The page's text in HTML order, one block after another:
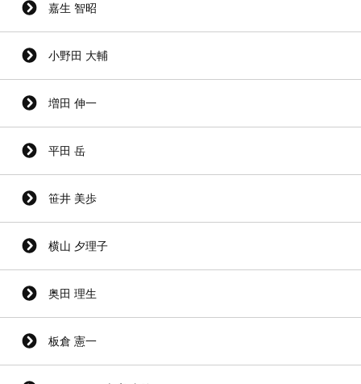
嘉生 智昭
小野田 大輔
増田 伸一
平田 岳
笹井 美歩
横山 夕理子
奥田 理生
板倉 憲一